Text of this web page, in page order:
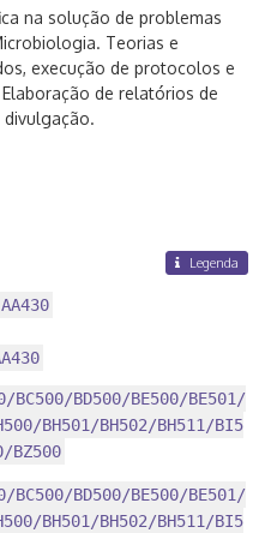
na solução de problemas
Teorias e
execução de protocolos e
de relatórios de
Legenda
BC500/BD500/BE500/BE501/
BH501/BH502/BH511/BI5
BZ500
BC500/BD500/BE500/BE501/
BH501/BH502/BH511/BI5